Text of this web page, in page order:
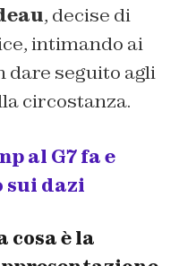
, decise di
intimando ai
seguito agli
circostanza.
al G7 fa e
sui dazi
cosa è la